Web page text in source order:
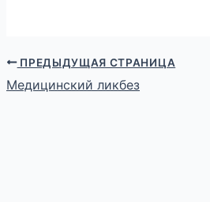
ПРЕДЫДУЩАЯ СТРАНИЦА
Медицинский ликбез